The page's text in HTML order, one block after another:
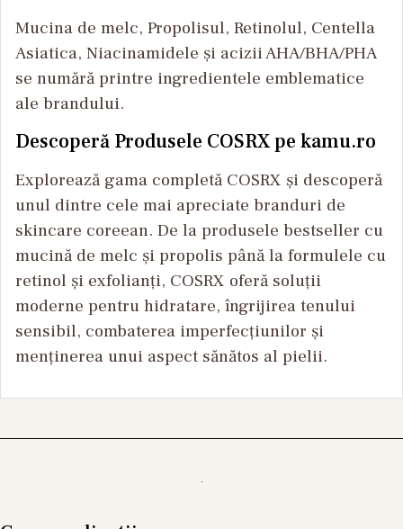
Mucina de melc, Propolisul, Retinolul, Centella
Asiatica, Niacinamidele și acizii AHA/BHA/PHA
se numără printre ingredientele emblematice
ale brandului.
Descoperă Produsele COSRX pe kamu.ro
Explorează gama completă COSRX și descoperă
unul dintre cele mai apreciate branduri de
skincare coreean. De la produsele bestseller cu
mucină de melc și propolis până la formulele cu
retinol și exfolianți, COSRX oferă soluții
moderne pentru hidratare, îngrijirea tenului
sensibil, combaterea imperfecțiunilor și
menținerea unui aspect sănătos al pielii.